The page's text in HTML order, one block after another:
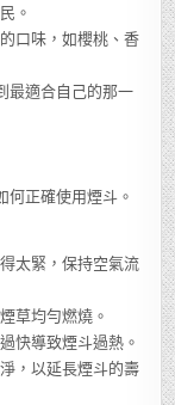
。
口味，如櫻桃、香
最適合自己的那一
何正確使用煙斗。
太緊，保持空氣流
草均勻燃燒。
快導致煙斗過熱。
，以延長煙斗的壽